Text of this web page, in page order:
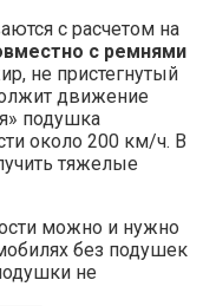
с расчетом на
с ремнями
не пристегнутый
движение
подушка
около 200 км/ч. В
тяжелые
можно и нужно
без подушек
не